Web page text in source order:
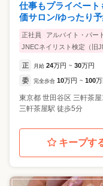
仕事もプライベー
価サロン/ゆったり
正社員 アルバイト・パート
JNECネイリスト検定（旧
正 月給 24万円 ~ 30万円
委 完全歩合 10万円 ~ 100万
東京都 世田谷区 三軒茶
三軒茶屋駅 徒歩5分
キープす